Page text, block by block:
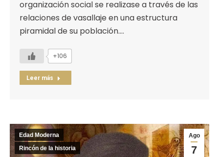
organización social se realizase a través de las
relaciones de vasallaje en una estructura
piramidal de su población.…
+106
Leer más
Ago
7
Edad Moderna
Rincón de la historia